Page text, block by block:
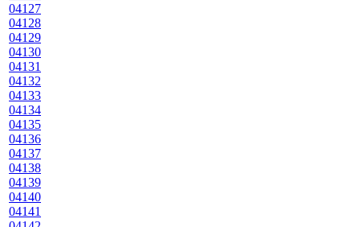
04127
04128
04129
04130
04131
04132
04133
04134
04135
04136
04137
04138
04139
04140
04141